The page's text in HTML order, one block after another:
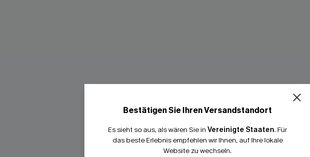
Bestätigen Sie Ihren Versandstandort
Es sieht so aus, als wären Sie in Vereinigte Staaten. Für
das beste Erlebnis empfehlen wir Ihnen, auf Ihre lokale
Website zu wechseln.